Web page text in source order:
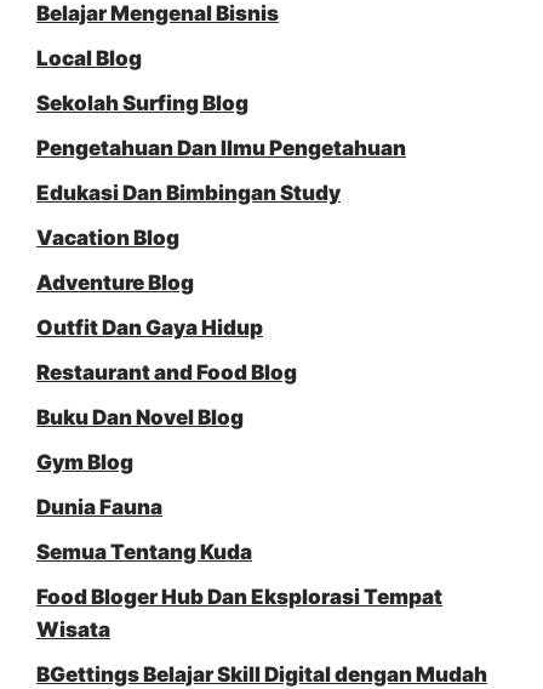
Belajar Mengenal Bisnis
Local Blog
Sekolah Surfing Blog
Pengetahuan Dan Ilmu Pengetahuan
Edukasi Dan Bimbingan Study
Vacation Blog
Adventure Blog
Outfit Dan Gaya Hidup
Restaurant and Food Blog
Buku Dan Novel Blog
Gym Blog
Dunia Fauna
Semua Tentang Kuda
Food Bloger Hub Dan Eksplorasi Tempat
Wisata
BGettings Belajar Skill Digital dengan Mudah